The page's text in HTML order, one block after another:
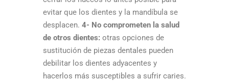
evitar que los dientes y la mandíbula se
desplacen. 4- No comprometen la salud
de otros dientes: otras opciones de
sustitución de piezas dentales pueden
debilitar los dientes adyacentes y
hacerlos más susceptibles a sufrir caries.